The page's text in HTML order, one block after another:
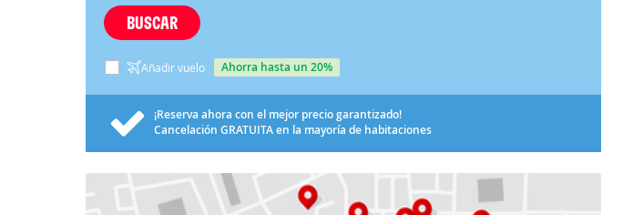
BUSCAR
Añadir vuelo ahorra hasta un 20%
¡Reserva ahora con el mejor precio garantizado!
Cancelación GRATUITAen la mayoría de habitaciones